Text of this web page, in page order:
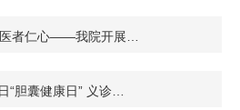
医者仁心——我院开展…
“胆囊健康日” 义诊…